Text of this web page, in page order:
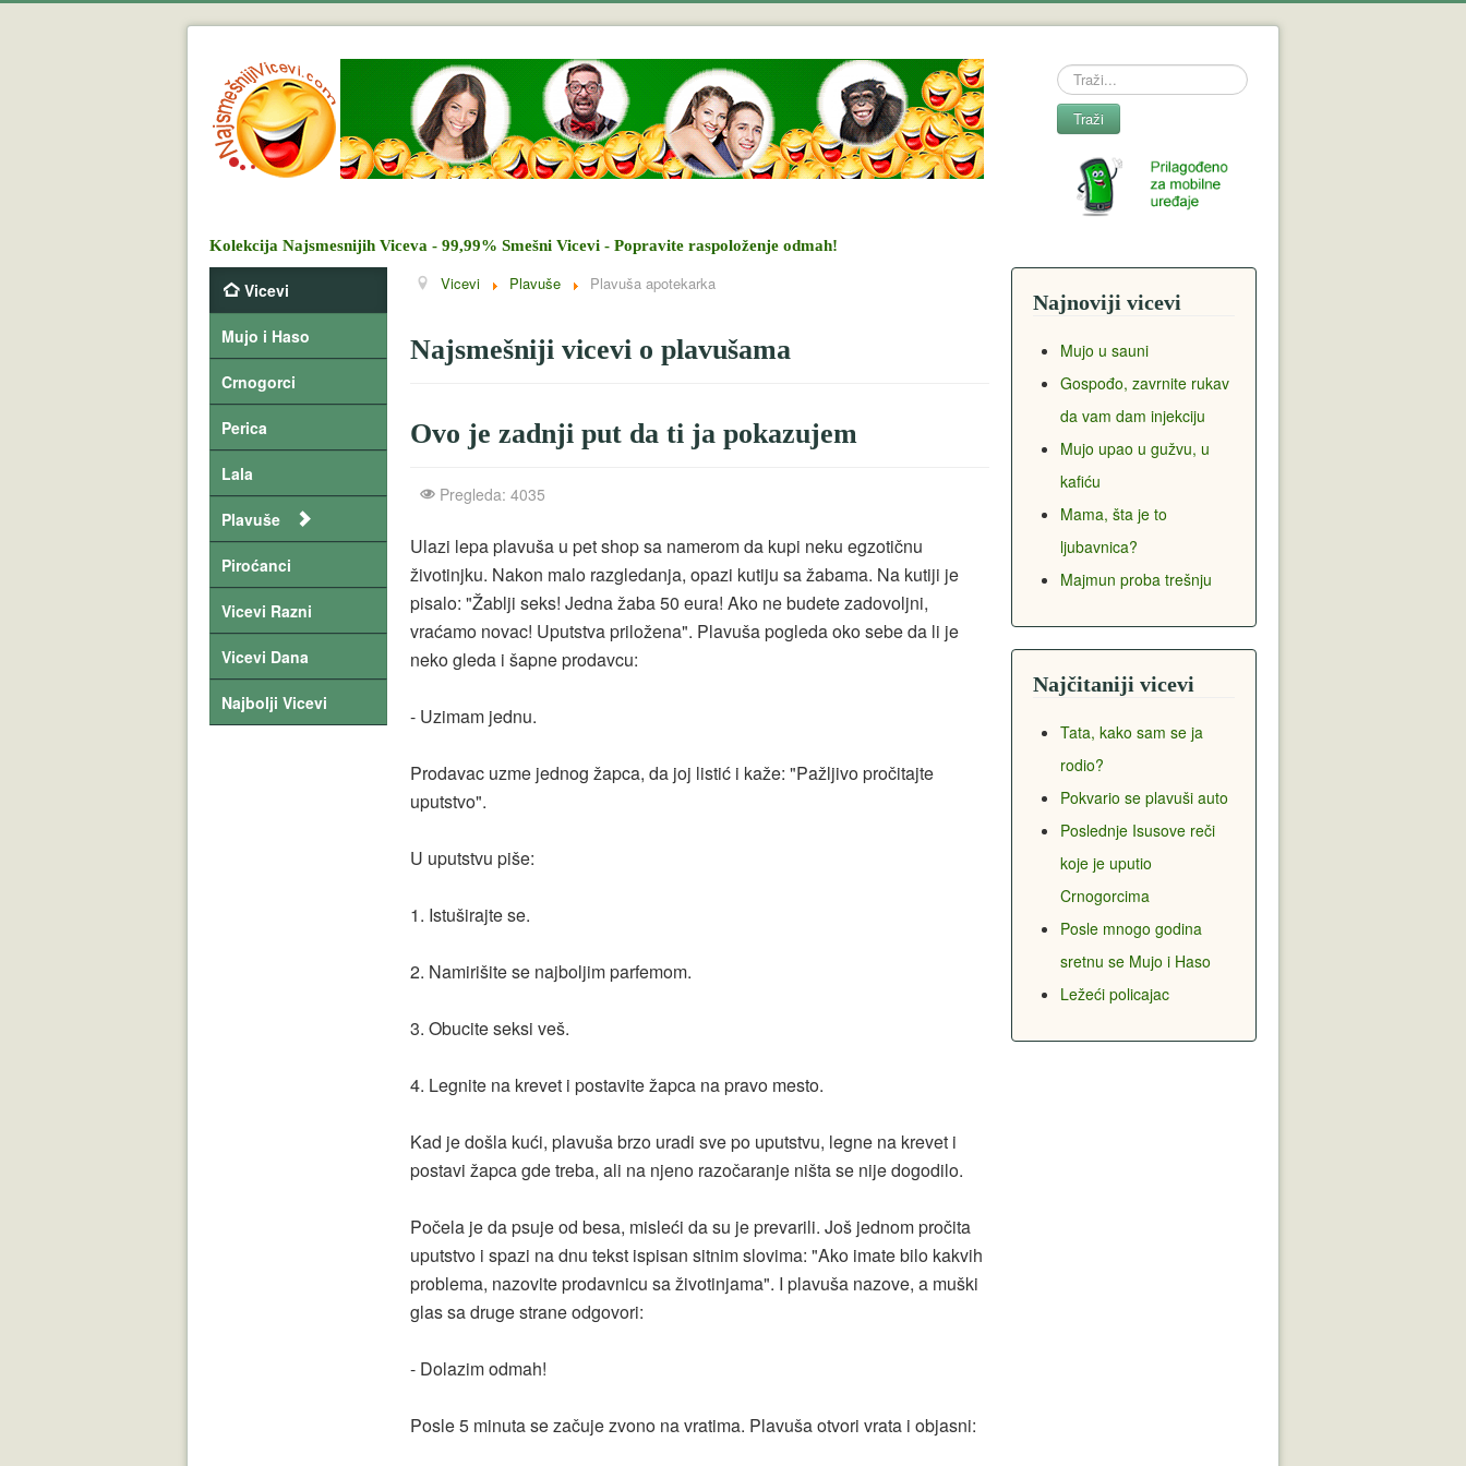
Search
Traži
Kolekcija Najsmesnijih Viceva - 99,99% Smešni Vicevi - Popravite raspoloženje odmah!
Vicevi
Mujo i Haso
Crnogorci
Perica
Lala
Plavuše
Piroćanci
Vicevi Razni
Vicevi Dana
Najbolji Vicevi
Vicevi Plavuše Plavuša apotekarka
Najsmešniji vicevi o plavušama
Ovo je zadnji put da ti ja pokazujem
Pregleda: 4035
Ulazi lepa plavuša u pet shop sa namerom da kupi neku egzotičnu
životinjku. Nakon malo razgledanja, opazi kutiju sa žabama. Na kutiji je
pisalo: "Žablji seks! Jedna žaba 50 eura! Ako ne budete zadovoljni,
vraćamo novac! Uputstva priložena". Plavuša pogleda oko sebe da li je
neko gleda i šapne prodavcu:
- Uzimam jednu.
Prodavac uzme jednog žapca, da joj listić i kaže: "Pažljivo pročitajte
uputstvo".
U uputstvu piše:
1. Istuširajte se.
2. Namirišite se najboljim parfemom.
3. Obucite seksi veš.
4. Legnite na krevet i postavite žapca na pravo mesto.
Kad je došla kući, plavuša brzo uradi sve po uputstvu, legne na krevet i
postavi žapca gde treba, ali na njeno razočaranje ništa se nije dogodilo.
Počela je da psuje od besa, misleći da su je prevarili. Još jednom pročita
uputstvo i spazi na dnu tekst ispisan sitnim slovima: "Ako imate bilo kakvih
problema, nazovite prodavnicu sa životinjama". I plavuša nazove, a muški
glas sa druge strane odgovori:
- Dolazim odmah!
Posle 5 minuta se začuje zvono na vratima. Plavuša otvori vrata i objasni:
Najnoviji vicevi
Mujo u sauni
Gospođo, zavrnite rukav
da vam dam injekciju
Mujo upao u gužvu, u
kafiću
Mama, šta je to
ljubavnica?
Majmun proba trešnju
Najčitaniji vicevi
Tata, kako sam se ja
rodio?
Pokvario se plavuši auto
Poslednje Isusove reči
koje je uputio
Crnogorcima
Posle mnogo godina
sretnu se Mujo i Haso
Ležeći policajac